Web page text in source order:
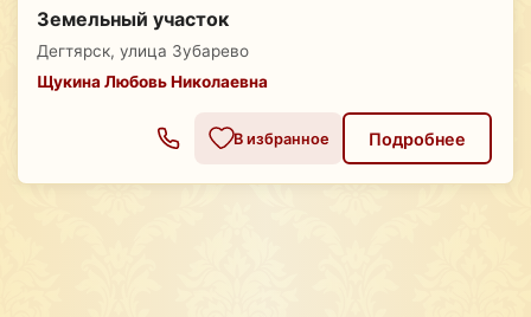
Земельный участок
Дегтярск, улица Зубарево
Щукина Любовь Николаевна
В избранное Подробнее